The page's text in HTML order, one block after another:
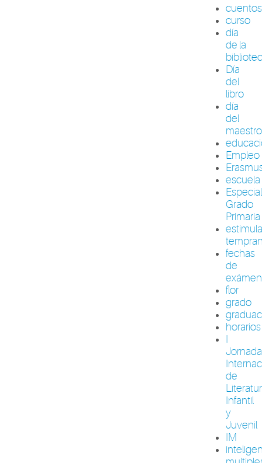
cuentos
curso
día
de la
Día
del
libro
día
del
maestro
Empleo
escuela
Grado
Primaria
fechas
de
flor
grado
horarios
I
de
Infantil
y
Juvenil
IM